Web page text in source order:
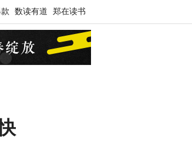
数读有道 郑在读书